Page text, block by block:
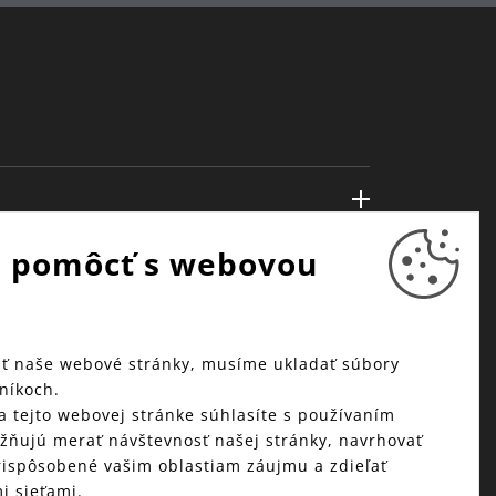
s webovou
naše webové stránky, musíme ukladať súbory
tejto webovej stránke súhlasíte s používaním
merať návštevnosť našej stránky, navrhovať
vašim oblastiam záujmu a zdieľať
sieťami.